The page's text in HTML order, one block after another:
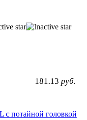
181.13 руб.